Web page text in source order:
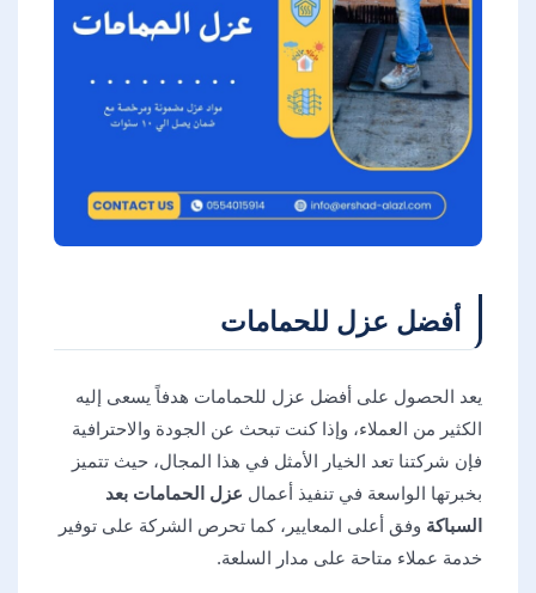
أفضل عزل للحمامات
يعد الحصول على أفضل عزل للحمامات هدفاً يسعى إليه
الكثير من العملاء، وإذا كنت تبحث عن الجودة والاحترافية
فإن شركتنا تعد الخيار الأمثل في هذا المجال، حيث تتميز
بخبرتها الواسعة في تنفيذ أعمال عزل الحمامات بعد
السباكة وفق أعلى المعايير، كما تحرص الشركة على توفير
خدمة عملاء متاحة على مدار السلعة.